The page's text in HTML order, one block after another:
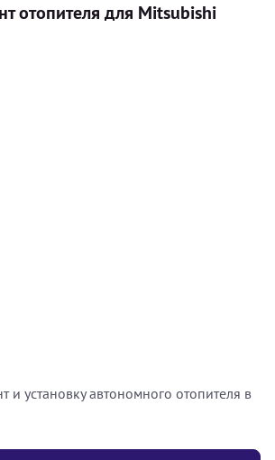
отопителя для Mitsubishi
и установку автономного отопителя в